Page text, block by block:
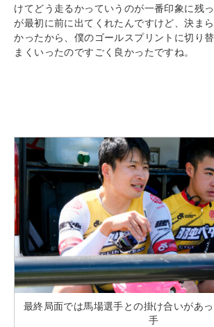
けてどう走るかっていうのが一番印象に残
が最初に前に出てくれたんですけど、決ま
かったから、僕のゴールスプリントに切り
まくいったのですごく良かったですね。
最終局面では馬場選手との掛け合いがあ
手